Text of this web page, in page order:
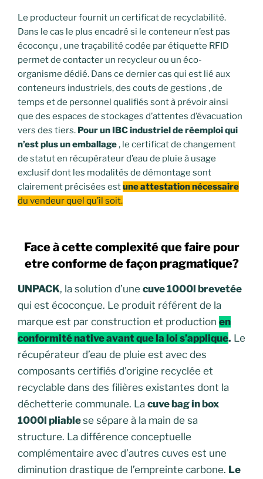
Le producteur fournit un certificat de recyclabilité.
Dans le cas le plus encadré si le conteneur n’est pas
écoconçu , une traçabilité codée par étiquette RFID
permet de contacter un recycleur ou un éco-
organisme dédié. Dans ce dernier cas qui est lié aux
conteneurs industriels, des couts de gestions , de
temps et de personnel qualifiés sont à prévoir ainsi
que des espaces de stockages d’attentes d’évacuation
vers des tiers. Pour un IBC industriel de réemploi qui
n’est plus un emballage, le certificat de changement
de statut en récupérateur d’eau de pluie à usage
exclusif dont les modalités de démontage sont
clairement précisées estune attestation nécessaire
du vendeur quel qu’il soit.
Face à cette complexité que faire pour
etre conforme de façon pragmatique?
UNPACK, la solution d’une cuve 1000l brevetée
qui est écoconçue. Le produit référent de la
marque est par construction et production en
conformité native avant que la loi s’applique. Le
récupérateur d’eau de pluie est avec des
composants certifiés d’origine recyclée et
recyclable dans des filières existantes dont la
déchetterie communale. La cuve bag in box
1000l pliablese sépare à la main de sa
structure. La différence conceptuelle
complémentaire avec d’autres cuves est une
diminution drastique de l’empreinte carbone. Le